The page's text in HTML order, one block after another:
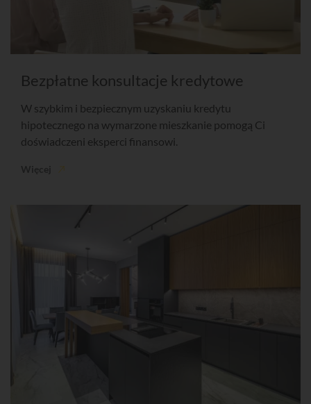
Bezpłatne konsultacje kredytowe
W szybkim i bezpiecznym uzyskaniu kredytu
hipotecznego na wymarzone mieszkanie pomogą Ci
doświadczeni eksperci finansowi.